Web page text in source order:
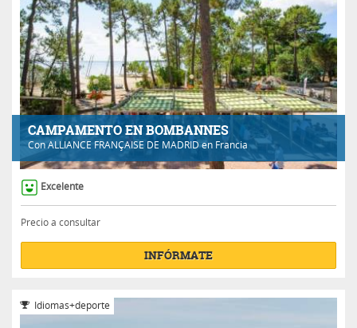
CAMPAMENTO EN BOMBANNES
ConALLIANCE FRANÇAISE DE MADRID en Francia
Excelente
Precio a consultar
INFÓRMATE
Idiomas+deporte